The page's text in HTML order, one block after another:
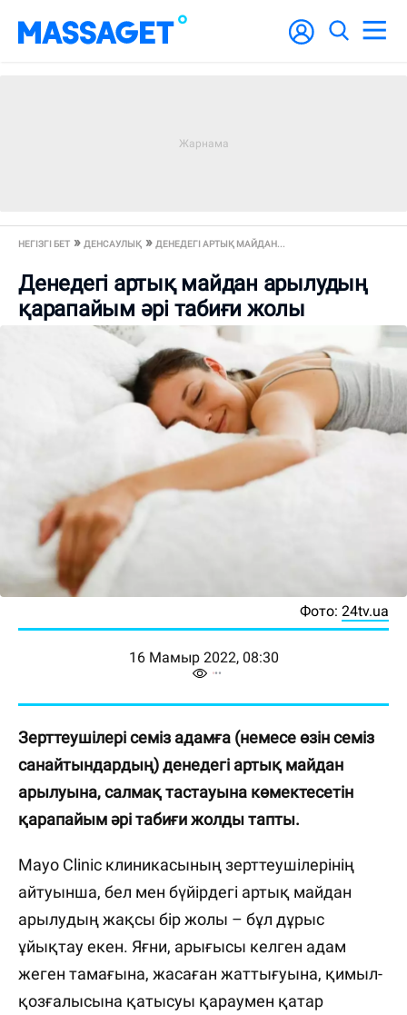
НЕГІЗГІ БЕТ ДЕНСАУЛЫҚ ДЕНЕДЕГІ АРТЫҚ МАЙДАН...
Денедегі артық майдан арылудың
қарапайым әрі табиғи жолы
Фото: 24tv.ua
16 Мамыр 2022, 08:30
Зерттеушілері семіз адамға (немесе өзін семіз
санайтындардың) денедегі артық майдан
арылуына, салмақ тастауына көмектесетін
қарапайым әрі табиғи жолды тапты.
Mayo Clinic клиникасының зерттеушілерінің
айтуынша, бел мен бүйірдегі артық майдан
арылудың жақсы бір жолы – бұл дұрыс
ұйықтау екен. Яғни, арығысы келген адам
жеген тамағына, жасаған жаттығуына, қимыл-
қозғалысына қатысуы қараумен қатар